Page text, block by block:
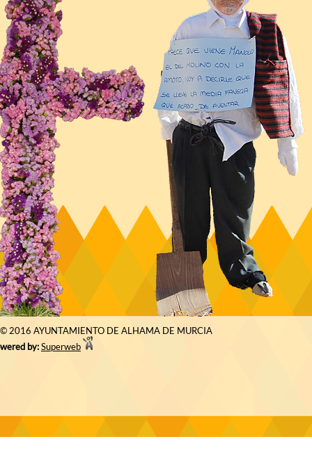
© 2016 AYUNTAMIENTO DE ALHAMA DE MURCIA
by:Superweb